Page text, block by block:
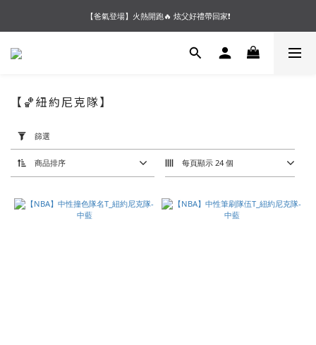
【夏末OUTLET】專區全面5折起❗超值入手就趁現在🔥
【爸氣登場】火熱開跑🔥 炫父好禮帶回家❗
【會員好禮】加入會員送$200購物金❗多重好禮等你加入領取 ❗
篩
選
(0/20)
價格
(NT$)
【🏀紐約尼克隊】
篩選
商品排序 每頁顯示 24 個